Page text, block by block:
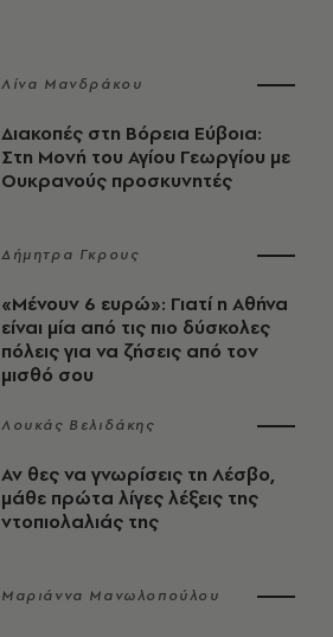
Λίνα Μανδράκου
Διακοπές στη Βόρεια Εύβοια:
Στη Μονή του Αγίου Γεωργίου με
Ουκρανούς προσκυνητές
Δήμητρα Γκρους
«Μένουν 6 ευρώ»: Γιατί η Αθήνα
είναι μία από τις πιο δύσκολες
πόλεις για να ζήσεις από τον
μισθό σου
Λουκάς Βελιδάκης
Αν θες να γνωρίσεις τη Λέσβο,
μάθε πρώτα λίγες λέξεις της
ντοπιολαλιάς της
Μαριάννα Μανωλοπούλου